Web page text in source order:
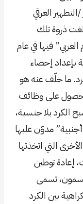
العرقي
ذروة تلك
فيها في عام
بإعداد إحصاء
ما خلّف عنه هو
على وظائف
الكرد بلا جنسية،
مدوّن عليها
التي اتخذتها
إعادة توطين
تسمى
بين الكرد